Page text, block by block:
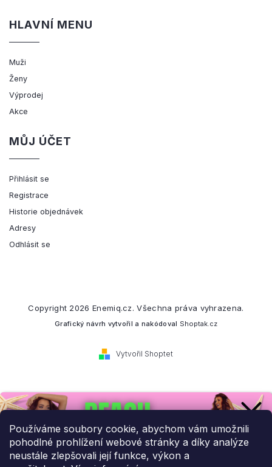
Používáme soubory cookie, abychom vám umožnili
pohodlné prohlížení webové stránky a díky analýze
neustále zlepšovali její funkce, výkon a
HLAVNÍ MENU
Muži
Ženy
Výprodej
Akce
MŮJ ÚČET
Přihlásit se
Registrace
Historie objednávek
Adresy
Odhlásit se
Vytvořil Shoptet
Copyright 2026 Enemiq.cz. Všechna práva vyhrazena.
Grafický návrh vytvořil a nakódoval Shoptak.cz
Přihlaste se k našemu
newsletteru.
Budeme vám posílat informace o našich novinkách a slevových
akcích.